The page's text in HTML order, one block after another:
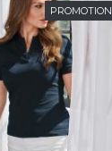
PROMOTION